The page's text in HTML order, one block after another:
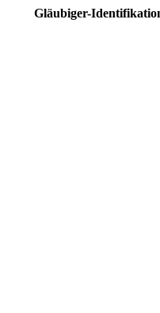
Gläubiger-